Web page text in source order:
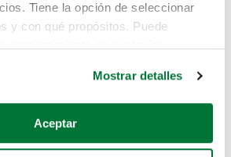
Tiene la opción de seleccionar
y con qué propósitos. Puede
quisiéramos:
sobre su ubicación geográfica
Mostrar detalles
Aceptar
el coche que estás
de estos enlaces:
mano